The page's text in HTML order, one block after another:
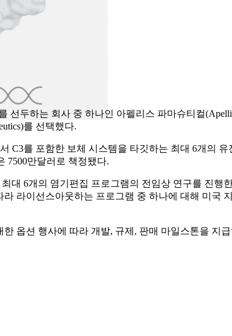
두하는 회사 중 하나인 아펠리스 파마슈티컬
를 선택했다.
C3를 포함한 보체 시스템을 타깃하는 최대 6개의
7500만달러로 책정됐다.
대 6개의 염기편집 프로그램의 전임상 연구를 진행
라이선스아웃하는 프로그램 중 하나에 대해 미국
옵션 행사에 따라 개발, 규제, 판매 마일스톤을 지